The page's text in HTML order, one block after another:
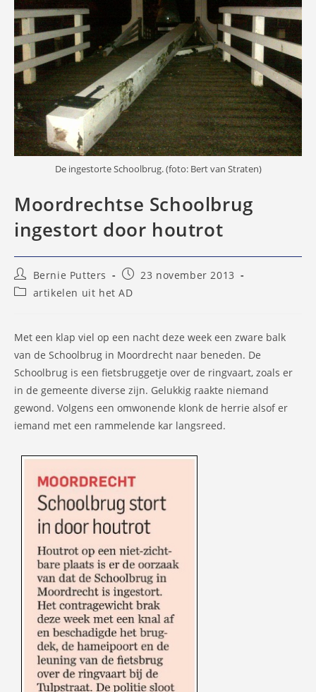
De ingestorte Schoolbrug. (foto: Bert van Straten)
Moordrechtse Schoolbrug
ingestort door houtrot
Bericht
auteur:
Bernie Putters
Bericht
gepubliceerd
op:
23 november 2013
Berichtcategorie:
artikelen uit het AD
Met een klap viel op een nacht deze week een zware balk
van de Schoolbrug in Moordrecht naar beneden. De
Schoolbrug is een fietsbruggetje over de ringvaart, zoals er
in de gemeente diverse zijn. Gelukkig raakte niemand
gewond. Volgens een omwonende klonk de herrie alsof er
iemand met een rammelende kar langsreed.